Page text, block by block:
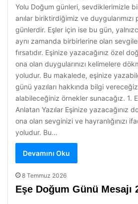
Yolu Doğum günleri, sevdiklerimizle
anılar biriktirdiğimiz ve duygularımızı
günlerdir. Eşler için ise bu gün,
aynı zamanda birbirlerine olan
fırsatıdır. Eşinize yazacağınız özel
ona olan duygularınızı kelimelere
yoludur. Bu makalede, eşinize
günü yazıları hakkında bilgi
alabileceğiniz örnekler sunacağız. 1.
Anlatan Yazılar Eşinize yazacağınız
ona olan sevginizi ve hayranlığınızı
yoludur. Bu…
Devamını Oku
8 Temmuz 2026
Eşe Doğum Günü Mesajı